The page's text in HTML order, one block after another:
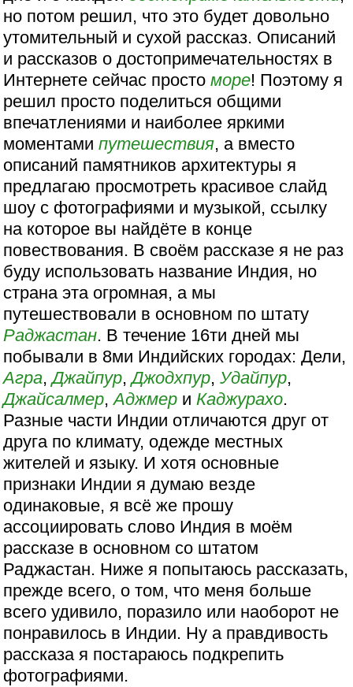
но потом решил, что это будет довольно
утомительный и сухой рассказ. Описаний
и рассказов о достопримечательностях в
Интернете сейчас простоморе! Поэтому я
решил просто поделиться общими
впечатлениями и наиболее яркими
моментамипутешествия, а вместо
описаний памятников архитектуры я
предлагаю просмотреть красивое слайд
шоу с фотографиями и музыкой, ссылку
на которое вы найдёте в конце
повествования. В своём рассказе я не раз
буду использовать название Индия, но
страна эта огромная, а мы
путешествовали в основном по штату
Раджастан. В течение 16ти дней мы
побывали в 8ми Индийских городах: Дели,
Агра,Джайпур,Джодхпур,Удайпур,
Джайсалмер,Аджмер иКаджурахо.
Разные части Индии отличаются друг от
друга по климату, одежде местных
жителей и языку. И хотя основные
признаки Индии я думаю везде
одинаковые, я всё же прошу
ассоциировать слово Индия в моём
рассказе в основном со штатом
Раджастан. Ниже я попытаюсь рассказать,
прежде всего, о том, что меня больше
всего удивило, поразило или наоборот не
понравилось в Индии. Ну а правдивость
рассказа я постараюсь подкрепить
фотографиями.